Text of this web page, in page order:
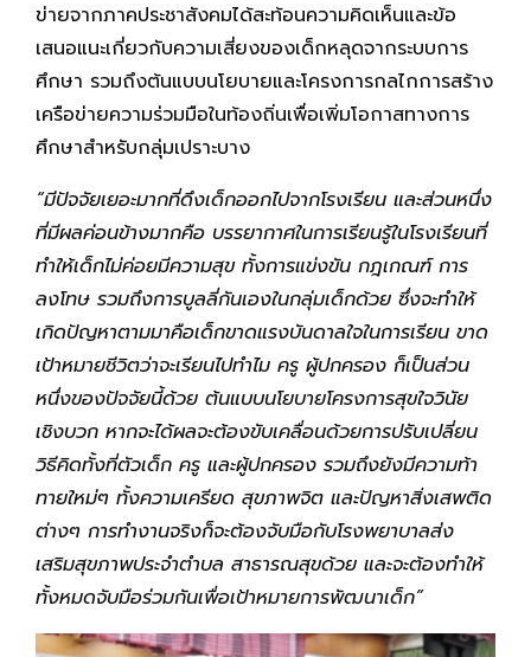
ข่ายจากภาคประชาสังคมได้สะท้อนความคิดเห็นและข้อ
เสนอแนะเกี่ยวกับความเสี่ยงของเด็กหลุดจากระบบการ
ศึกษา รวมถึงต้นแบบนโยบายและโครงการกลไกการสร้าง
เครือข่ายความร่วมมือในท้องถิ่นเพื่อเพิ่มโอกาสทางการ
ศึกษาสำหรับกลุ่มเปราะบาง
“มีปัจจัยเยอะมากที่ดึงเด็กออกไปจากโรงเรียน และส่วนหนึ่ง
ที่มีผลค่อนข้างมากคือ บรรยากาศในการเรียนรู้ในโรงเรียนที่
ทำให้เด็กไม่ค่อยมีความสุข ทั้งการแข่งขัน กฎเกณฑ์ การ
ลงโทษ รวมถึงการบูลลี่กันเองในกลุ่มเด็กด้วย ซึ่งจะทำให้
เกิดปัญหาตามมาคือเด็กขาดแรงบันดาลใจในการเรียน ขาด
เป้าหมายชีวิตว่าจะเรียนไปทำไม ครู ผู้ปกครอง ก็เป็นส่วน
หนึ่งของปัจจัยนี้ด้วย ต้นแบบนโยบายโครงการสุขใจวินัย
เชิงบวก หากจะได้ผลจะต้องขับเคลื่อนด้วยการปรับเปลี่ยน
วิธีคิดทั้งที่ตัวเด็ก ครู และผู้ปกครอง รวมถึงยังมีความท้า
ทายใหม่ๆ ทั้งความเครียด สุขภาพจิต และปัญหาสิ่งเสพติด
ต่างๆ การทำงานจริงก็จะต้องจับมือกับโรงพยาบาลส่ง
เสริมสุขภาพประจำตำบล สาธารณสุขด้วย และจะต้องทำให้
ทั้งหมดจับมือร่วมกันเพื่อเป้าหมายการพัฒนาเด็ก”